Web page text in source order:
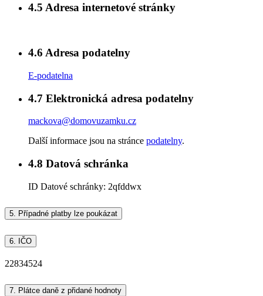
4.5 Adresa internetové stránky
4.6 Adresa podatelny
E-podatelna
4.7 Elektronická adresa podatelny
mackova@domovuzamku.cz
Další informace jsou na stránce podatelny.
4.8 Datová schránka
ID Datové schránky: 2qfddwx
5. Případné platby lze poukázat
6. IČO
22834524
7. Plátce daně z přidané hodnoty